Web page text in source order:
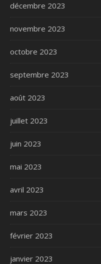
décembre 2023
novembre 2023
octobre 2023
septembre 2023
août 2023
juillet 2023
juin 2023
mai 2023
avril 2023
mars 2023
février 2023
janvier 2023